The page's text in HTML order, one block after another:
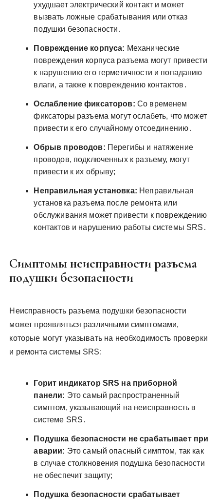
ухудшает электрический контакт и может
вызвать ложные срабатывания или отказ
подушки безопасности․
Повреждение корпуса: Механические
повреждения корпуса разъема могут привести
к нарушению его герметичности и попаданию
влаги, а также к повреждению контактов․
Ослабление фиксаторов: Со временем
фиксаторы разъема могут ослабеть, что может
привести к его случайному отсоединению․
Обрыв проводов: Перегибы и натяжение
проводов, подключенных к разъему, могут
привести к их обрыву;
Неправильная установка: Неправильная
установка разъема после ремонта или
обслуживания может привести к повреждению
контактов и нарушению работы системы SRS․
Симптомы неисправности разъема
подушки безопасности
Неисправность разъема подушки безопасности
может проявляться различными симптомами,
которые могут указывать на необходимость проверки
и ремонта системы SRS:
Горит индикатор SRS на приборной
панели: Это самый распространенный
симптом, указывающий на неисправность в
системе SRS․
Подушка безопасности не срабатывает при
аварии: Это самый опасный симптом, так как
в случае столкновения подушка безопасности
не обеспечит защиту;
Подушка безопасности срабатывает